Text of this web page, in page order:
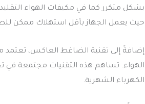
بشكل متكرر كما في مكيفات الهواء
حيث يعمل الجهاز بأقل استهلاك ممكن
إضافةً إلى تقنية الضاغط العاكس، تعتمد
الهواء. تساهم هذه التقنيات مجتمعة في
الكهرباء الشهرية.